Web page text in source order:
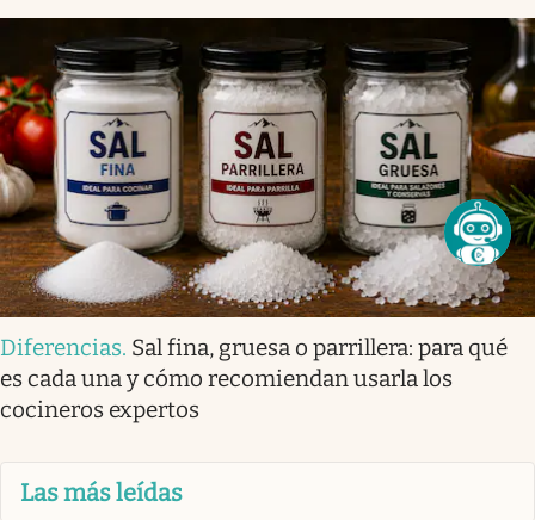
Diferencias. Sal fina, gruesa o parrillera: para qué
es cada una y cómo recomiendan usarla los
cocineros expertos
Las más leídas